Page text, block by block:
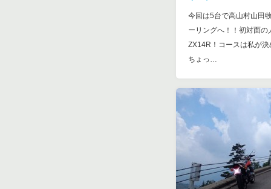
今回は5台で高山村山田
ーリングへ！！初対面
ZX14R！コースは私が
ちょっ…